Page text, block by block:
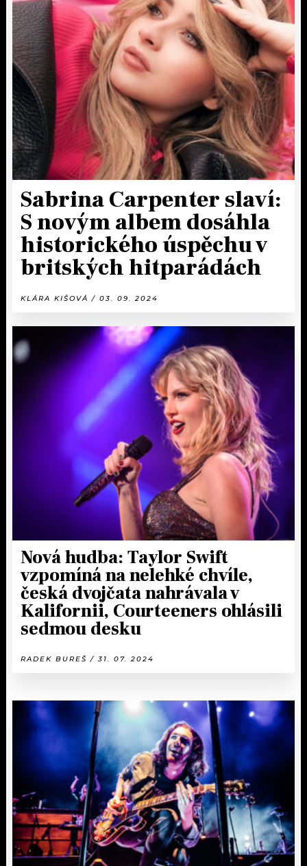
Sabrina Carpenter slaví:
S novým albem dosáhla
historického úspěchu v
britských hitparádách
KLÁRA KIŠOVÁ / 03. 09. 2024
Nová hudba: Taylor Swift
vzpomíná na nelehké chvíle,
česká dvojčata nahrávala v
Kalifornii, Courteeners ohlásili
sedmou desku
RADEK BUREŠ / 31. 07. 2024